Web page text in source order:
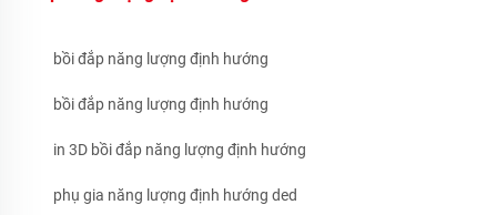
bồi đắp năng lượng định hướng
bồi đắp năng lượng định hướng
in 3D bồi đắp năng lượng định hướng
phụ gia năng lượng định hướng ded